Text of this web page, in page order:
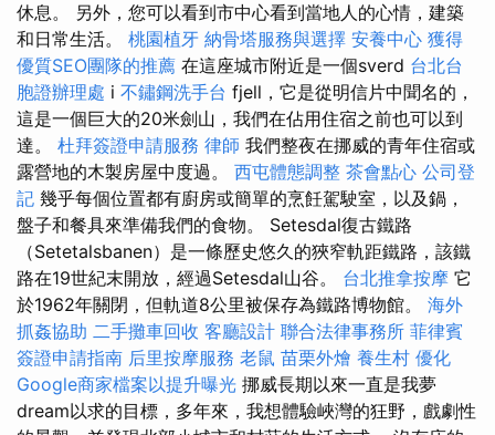
休息。 另外，您可以看到市中心看到當地人的心情，建築
和日常生活。 桃園植牙 納骨塔服務與選擇 安養中心 獲得
優質SEO團隊的推薦 在這座城市附近是一個sverd 台北台
胞證辦理處 i 不鏽鋼洗手台 fjell，它是從明信片中聞名的，
這是一個巨大的20米劍山，我們在佔用住宿之前也可以到
達。 杜拜簽證申請服務 律師 我們整夜在挪威的青年住宿或
露營地的木製房屋中度過。 西屯體態調整 茶會點心 公司登
記 幾乎每個位置都有廚房或簡單的烹飪駕駛室，以及鍋，
盤子和餐具來準備我們的食物。 Setesdal復古鐵路
（Setetalsbanen）是一條歷史悠久的狹窄軌距鐵路，該鐵
路在19世紀末開放，經過Setesdal山谷。 台北推拿按摩 它
於1962年關閉，但軌道8公里被保存為鐵路博物館。 海外
抓姦協助 二手攤車回收 客廳設計 聯合法律事務所 菲律賓
簽證申請指南 后里按摩服務 老鼠 苗栗外燴 養生村 優化
Google商家檔案以提升曝光 挪威長期以來一直是我夢
dream以求的目標，多年來，我想體驗峽灣的狂野，戲劇性